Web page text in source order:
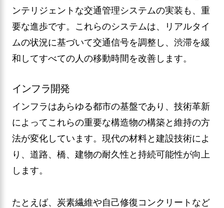
ンテリジェントな交通管理システムの実装も、重
要な進歩です。これらのシステムは、リアルタイ
ムの状況に基づいて交通信号を調整し、渋滞を緩
和してすべての人の移動時間を改善します。
インフラ開発
インフラはあらゆる都市の基盤であり、技術革新
によってこれらの重要な構造物の構築と維持の方
法が変化しています。現代の材料と建設技術によ
り、道路、橋、建物の耐久性と持続可能性が向上
します。
たとえば、炭素繊維や自己修復コンクリートなど